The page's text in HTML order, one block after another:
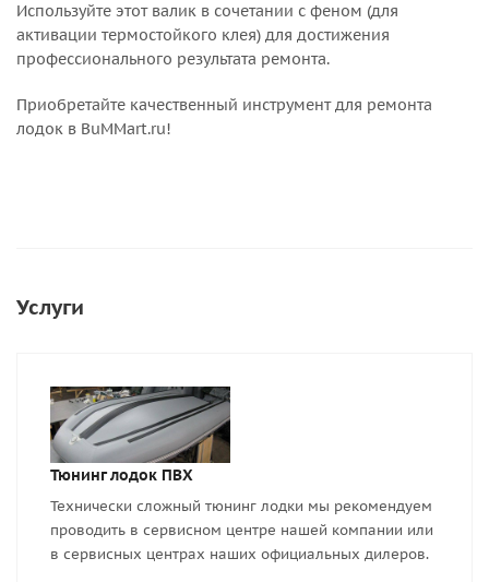
Используйте этот валик в сочетании с феном (для
активации термостойкого клея) для достижения
профессионального результата ремонта.
Приобретайте качественный инструмент для ремонта
лодок в BuMMart.ru!
Услуги
Тюнинг лодок ПВХ
Технически сложный тюнинг лодки мы рекомендуем
проводить в сервисном центре нашей компании или
в сервисных центрах наших официальных дилеров.